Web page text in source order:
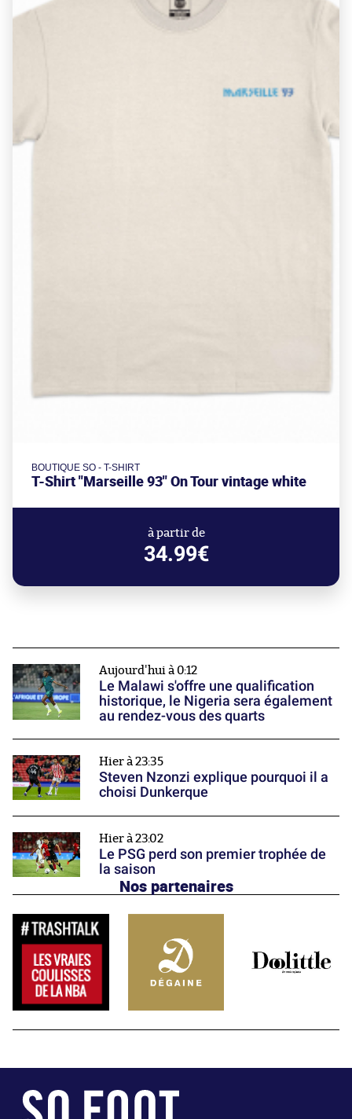
BOUTIQUE SO - T-SHIRT
T-Shirt "Marseille 93" On Tour vintage white
à partir de
34.99€
Aujourd'hui à 0:12
Le Malawi s'offre une qualification
historique, le Nigeria sera également
au rendez-vous des quarts
Hier à 23:35
Steven Nzonzi explique pourquoi il a
choisi Dunkerque
Hier à 23:02
Le PSG perd son premier trophée de
la saison
Nos partenaires